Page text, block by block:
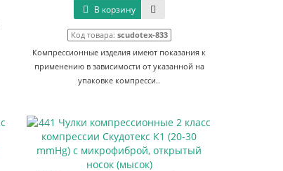
В корзину
Код товара: scudotex-833
Компрессионные изделия имеют показания к
применению в зависимости от указанной на
упаковке компресси..